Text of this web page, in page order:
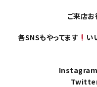
ご来店お
各SNSもやってます
い